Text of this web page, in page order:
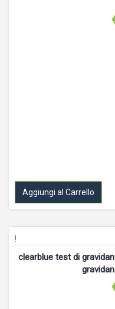
Aggiungi al Carrello
!
clearblue test di